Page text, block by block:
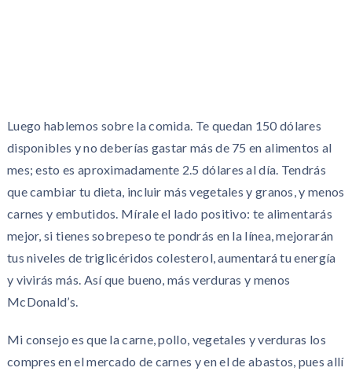
Luego hablemos sobre la comida. Te quedan 150 dólares
disponibles y no deberías gastar más de 75 en alimentos al
mes; esto es aproximadamente 2.5 dólares al día. Tendrás
que cambiar tu dieta, incluir más vegetales y granos, y menos
carnes y embutidos. Mírale el lado positivo: te alimentarás
mejor, si tienes sobrepeso te pondrás en la línea, mejorarán
tus niveles de triglicéridos colesterol, aumentará tu energía
y vivirás más. Así que bueno, más verduras y menos
McDonald’s.
Mi consejo es que la carne, pollo, vegetales y verduras los
compres en el mercado de carnes y en el de abastos, pues allí